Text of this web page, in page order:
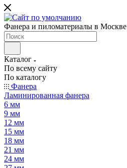
Фанера и пиломатериалы в Москве
Каталог
По всему сайту
По каталогу
Фанера
Ламинированная фанера
6 мм
9 мм
12 мм
15 мм
18 мм
21 мм
24 мм